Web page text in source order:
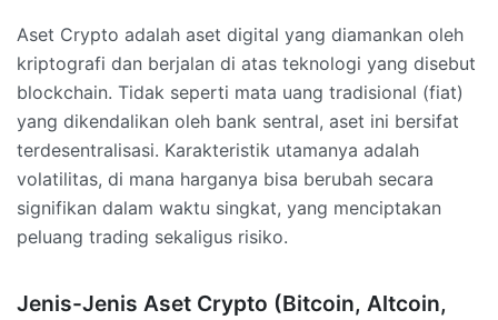
Aset Crypto adalah aset digital yang diamankan oleh
kriptografi dan berjalan di atas teknologi yang disebut
blockchain. Tidak seperti mata uang tradisional (fiat)
yang dikendalikan oleh bank sentral, aset ini bersifat
terdesentralisasi. Karakteristik utamanya adalah
volatilitas, di mana harganya bisa berubah secara
signifikan dalam waktu singkat, yang menciptakan
peluang trading sekaligus risiko.
Jenis-Jenis Aset Crypto (Bitcoin, Altcoin,